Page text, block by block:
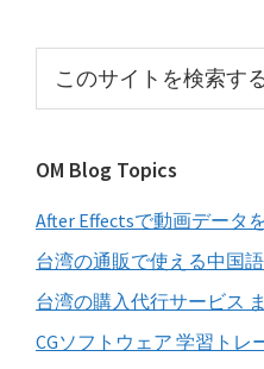
サ
イ
バ
ー
ト
検
索
す
る
OM Blog Topics
After Effectsで動画データ
台湾の通販で使える中国
台湾の購入代行サービス
CGソフトウェア 学習トレ